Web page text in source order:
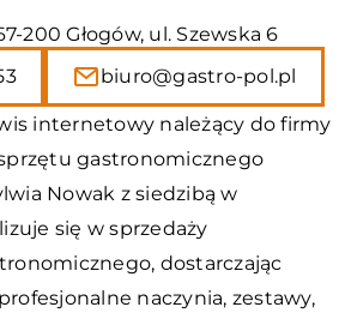
200 Głogów, ul. Szewska 6
biuro@gastro-pol.pl
internetowy należący do firmy
gastronomicznego
Nowak z siedzibą w
się w sprzedaży
dostarczając
naczynia, zestawy,